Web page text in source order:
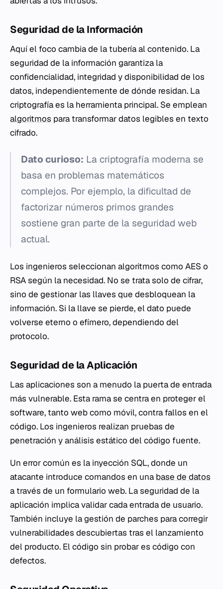
Seguridad de la Información
Aquí el foco cambia de la tubería al contenido. La
seguridad de la información garantiza la
confidencialidad, integridad y disponibilidad de los
datos, independientemente de dónde residan. La
criptografía es la herramienta principal. Se emplean
algoritmos para transformar datos legibles en texto
cifrado.
Dato curioso: La criptografía moderna se
basa en problemas matemáticos
complejos. Por ejemplo, la dificultad de
factorizar números primos grandes
sostiene gran parte de la seguridad web
actual.
Los ingenieros seleccionan algoritmos como AES o
RSA según la necesidad. No se trata solo de cifrar,
sino de gestionar las llaves que desbloquean la
información. Si la llave se pierde, el dato puede
volverse eterno o efímero, dependiendo del
protocolo.
Seguridad de la Aplicación
Las aplicaciones son a menudo la puerta de entrada
más vulnerable. Esta rama se centra en proteger el
software, tanto web como móvil, contra fallos en el
código. Los ingenieros realizan pruebas de
penetración y análisis estático del código fuente.
Un error común es la inyección SQL, donde un
atacante introduce comandos en una base de datos
a través de un formulario web. La seguridad de la
aplicación implica validar cada entrada de usuario.
También incluye la gestión de parches para corregir
vulnerabilidades descubiertas tras el lanzamiento
del producto. El código sin probar es código con
defectos.